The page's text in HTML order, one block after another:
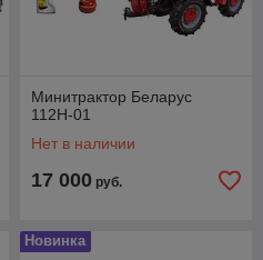
Минитрактор Беларус
112Н-01
Нет в наличии
17 000 руб.
Новинка